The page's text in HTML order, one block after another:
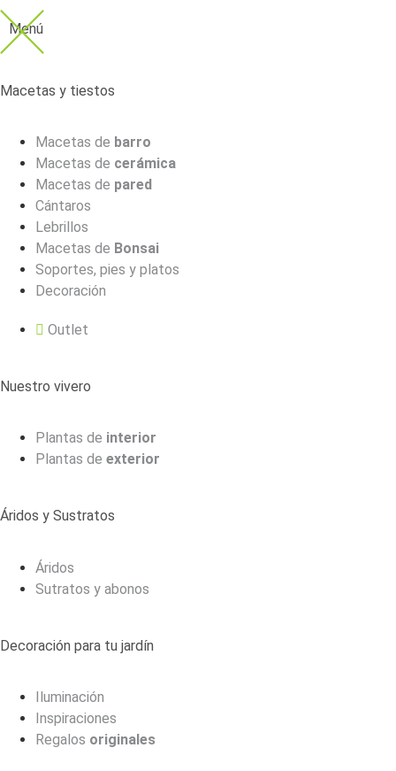
Menú
Macetas y tiestos
Macetas de barro
Macetas de cerámica
Macetas de pared
Cántaros
Lebrillos
Macetas de Bonsai
Soportes, pies y platos
Decoración
Outlet
Nuestro vivero
Plantas de interior
Plantas de exterior
Áridos y Sustratos
Áridos
Sutratos y abonos
Decoración para tu jardín
Iluminación
Inspiraciones
Regalos originales